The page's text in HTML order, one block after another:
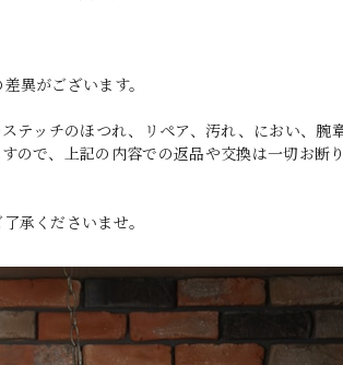
異がございます。
テッチのほつれ、リペア、汚れ、におい、腕
ので、上記の内容での返品や交換は一切お断
承くださいませ。